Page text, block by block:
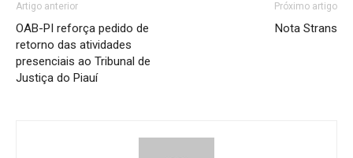
Artigo anterior
OAB-PI reforça pedido de
retorno das atividades
presenciais ao Tribunal de
Justiça do Piauí
Próximo artigo
Nota Strans